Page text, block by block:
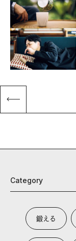
Category
鍛える